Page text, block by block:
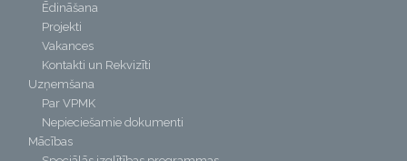
Ēdināšana
Projekti
Vakances
Kontakti un Rekvizīti
Uzņemšana
Par VPMK
Nepieciešamie dokumenti
Mācības